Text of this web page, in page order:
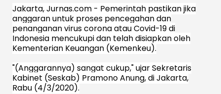
Jakarta, Jurnas.com - Pemerintah pastikan jika
anggaran untuk proses pencegahan dan
penanganan virus corona atau Covid-19 di
Indonesia mencukupi dan telah disiapkan oleh
Kementerian Keuangan (Kemenkeu).
"(Anggarannya) sangat cukup," ujar Sekretaris
Kabinet (Seskab) Pramono Anung, di Jakarta,
Rabu (4/3/2020).